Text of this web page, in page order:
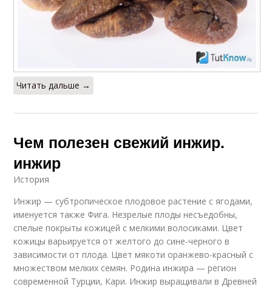
Читать дальше →
Чем полезен свежий инжир.
инжир
История
Инжир — субтропическое плодовое растение с ягодами,
именуется также Фига. Незрелые плоды несъедобны,
спелые покрыты кожицей с мелкими волосиками. Цвет
кожицы варьируется от желтого до сине-черного в
зависимости от плода. Цвет мякоти оранжево-красный с
множеством мелких семян. Родина инжира — регион
современной Турции, Кари. Инжир выращивали в Древней